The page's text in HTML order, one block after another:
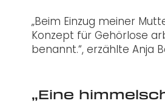
„Beim Einzug meiner
Konzept für Gehörlose
benannt.“, erzählte Anja
„Eine